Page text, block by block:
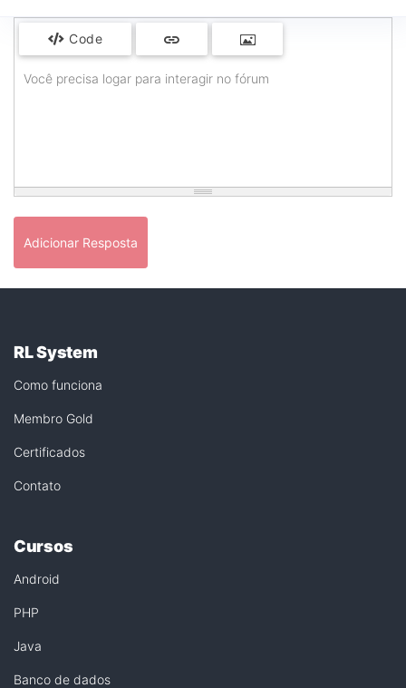
Code
Você precisa logar para interagir no fórum
Adicionar Resposta
RL System
Como funciona
Membro Gold
Certificados
Contato
Cursos
Android
PHP
Java
Banco de dados